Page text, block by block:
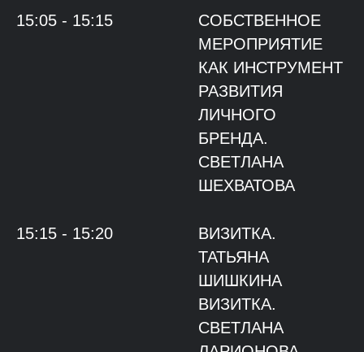
15:05 - 15:15
СОБСТВЕННОЕ
МЕРОПРИЯТИЕ
КАК ИНСТРУМЕНТ
РАЗВИТИЯ
ЛИЧНОГО
БРЕНДА.
СВЕТЛАНА
ШЕХВАТОВА
15:15 - 15:20
ВИЗИТКА.
ТАТЬЯНА
ШИШКИНА
ВИЗИТКА.
СВЕТЛАНА